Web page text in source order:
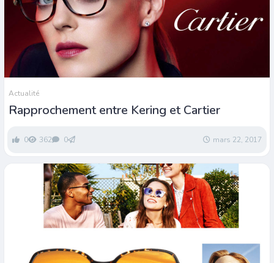
Actualité
Rapprochement entre Kering et Cartier
0 362 0 mars 22, 2017